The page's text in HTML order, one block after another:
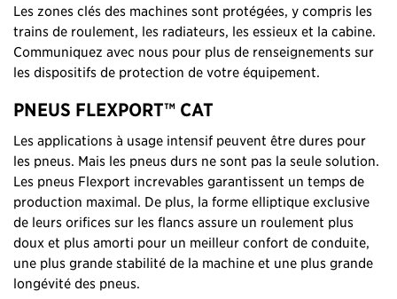
Les zones clés des machines sont protégées, y compris les
trains de roulement, les radiateurs, les essieux et la cabine.
Communiquez avec nous pour plus de renseignements sur
les dispositifs de protection de votre équipement.
PNEUS FLEXPORT™ CAT
Les applications à usage intensif peuvent être dures pour
les pneus. Mais les pneus durs ne sont pas la seule solution.
Les pneus Flexport increvables garantissent un temps de
production maximal. De plus, la forme elliptique exclusive
de leurs orifices sur les flancs assure un roulement plus
doux et plus amorti pour un meilleur confort de conduite,
une plus grande stabilité de la machine et une plus grande
longévité des pneus.